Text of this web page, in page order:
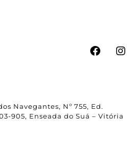
Navegantes, Nº 755, Ed.
905, Enseada do Suá – Vitória